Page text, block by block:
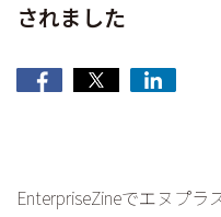
されました
EnterpriseZineでエヌプ